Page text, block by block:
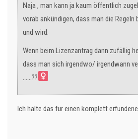
Naja , man kann ja kaum öffentlich
vorab ankündigen, dass man die Regeln
und wird.
Wenn beim Lizenzantrag dann zufällig
dass man sich irgendwo/ irgendwann
......??‍
Ich halte das für einen komplett